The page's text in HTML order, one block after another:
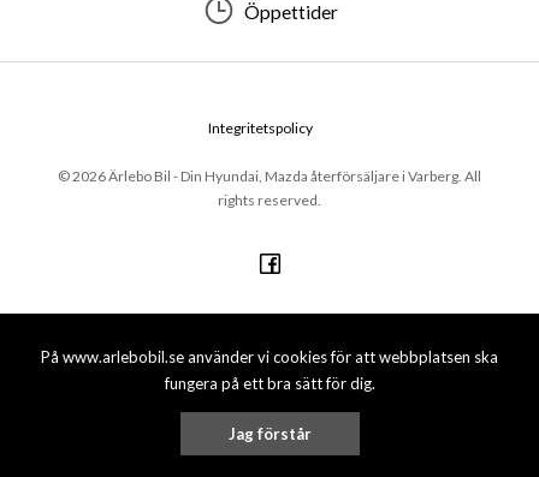
På www.arlebobil.se använder vi cookies för att webbplatsen ska
fungera på ett bra sätt för dig.
Jag förstår
Öppettider
© 2026 Ärlebo Bil - Din Hyundai, Mazda återförsäljare i Varberg. All
rights reserved.
Integritetspolicy